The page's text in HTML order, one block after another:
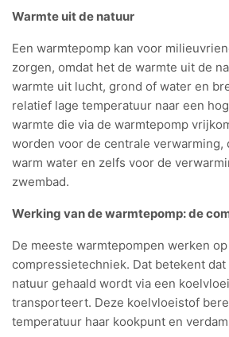
Warmte uit de natuur
Een warmtepomp kan voor
zorgen, omdat het de warmte uit de
warmte uit lucht, grond of water en
relatief lage temperatuur naar een
warmte die via de warmtepomp
worden voor de centrale verwarming,
warm water en zelfs voor de
zwembad.
Werking van de warmtepomp: de
De meeste warmtepompen werken
compressietechniek. Dat betekent
natuur gehaald wordt via een
transporteert. Deze koelvloeistof
temperatuur haar kookpunt en